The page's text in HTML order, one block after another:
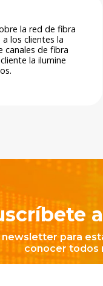
la red de fibra
los clientes la
canales de fibra
la ilumine
para
conocer todos